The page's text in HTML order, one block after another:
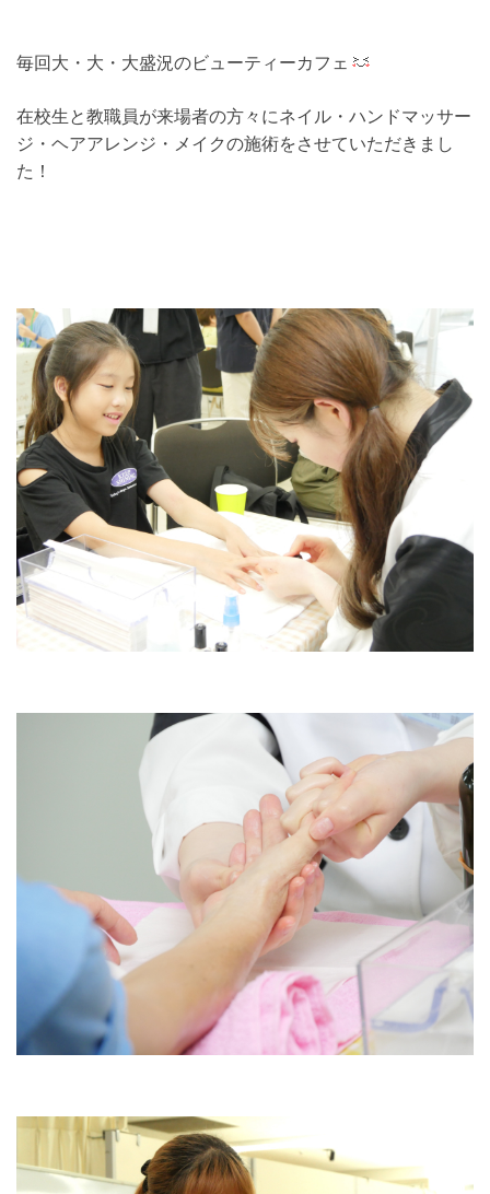
毎回大・大・大盛況のビューティーカフェ
在校生と教職員が来場者の方々にネイル・ハンドマッサー
ジ・ヘアアレンジ・メイクの施術をさせていただきまし
た！